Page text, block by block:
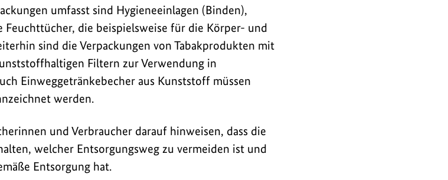
umfasst sind Hygieneeinlagen (Binden),
Feuchttücher, die beispielsweise für die Körper- und
sind die Verpackungen von Tabakprodukten mit
Filtern zur Verwendung in
Einweggetränkebecher aus Kunststoff müssen
werden.
und Verbraucher darauf hinweisen, dass die
welcher Entsorgungsweg zu vermeiden ist und
Entsorgung hat.